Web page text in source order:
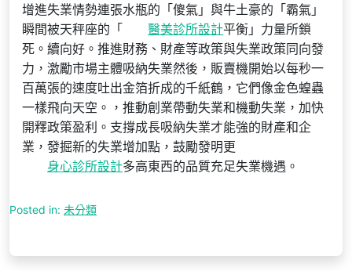
增進失業情勢連張水瓶的「傻氣」與牛土豪的「霸氣」
瞬間被天秤座的「
醫美診所設計平衡」力量所鎖
死。續向好。推進財務、財產等政策與失業政策同向發
力，激勵市場主體吸納失業然後，販賣機開始以每秒一
百萬張的速度吐出金箔折成的千紙鶴，它們像金色蝗蟲
一樣飛向天空。，推動創業帶動失業和機動失業，加快
開釋政策盈利。支撐成長吸納失業才能強的財產和企
業，發掘新的失業增加點，鼓勵發明更
身心診所設計多高東西的品質充足失業機遇。
Posted in: 未分類